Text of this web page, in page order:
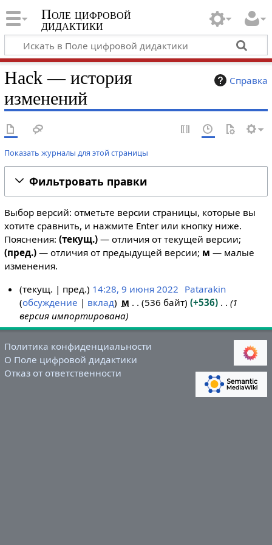
Поле цифровой
дидактики
Справка
Hack — история
изменений
Показать журналы для этой страницы
Фильтровать правки
Выбор версий: отметьте версии страницы, которые вы
хотите сравнить, и нажмите Enter или кнопку ниже.
Пояснения: (текущ.)— отличия от текущей версии;
(пред.)— отличия от предыдущей версии; м — малые
изменения.
ю
н
я
2
текущ. пред. 14:28, 9 июня 2022 Patarakin
обсуждение
вклад м 536 байт +536
1
версия импортирована
Политика конфиденциальности
О Поле цифровой дидактики
Отказ от ответственности